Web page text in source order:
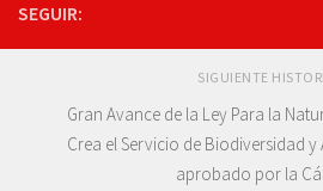
SEGUIR:
SIGUIENTE
Gran Avance de la Ley Para la
Crea el Servicio de Biodiversidad
aprobado por la